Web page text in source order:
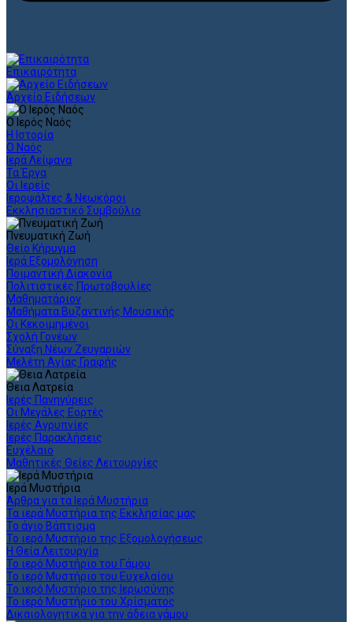
Επικαιρότητα
Αρχείο Ειδήσεων
Ο Ιερός Ναός
Η Ιστορία
Ο Ναός
Ιερά Λείψανα
Τα Έργα
Οι Ιερείς
Ιεροψάλτες & Νεωκόροι
Εκκλησιαστικό Συμβούλιο
Πνευματική Ζωή
Θείο Κήρυγμα
Ιερά Εξομολόγηση
Ποιμαντική Διακονία
Πολιτιστικές Πρωτοβουλίες
Μαθηματάριον
Μαθήματα Βυζαντινής Μουσικής
Οι Κεκοιμημένοι
Σχολή Γονέων
Σύναξη Νέων Ζευγαριών
Μελέτη Αγίας Γραφής
Θεια Λατρεία
Ιερές Πανηγύρεις
Οι Μεγάλες Εορτές
Ιερές Αγρυπνίες
Ιερές Παρακλήσεις
Ευχέλαιο
Μαθητικές Θείες Λειτουργίες
Ιερά Μυστήρια
Άρθρα για τα Ιερά Μυστήρια
Τα ιερά Μυστήρια της Εκκλησίας μας
Το άγιο Βάπτισμα
Το ιερό Μυστήριο της Εξομολογήσεως
Η Θεία Λειτουργία
Το ιερό Μυστήριο του Γάμου
Το ιερό Μυστήριο του Ευχελαίου
Το ιερό Μυστήριο της Ιερωσύνης
Το ιερό Μυστήριο του Χρίσματος
Δικαιολογητικά για την άδεια γάμου